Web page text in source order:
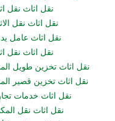
نقل اثاث نقل
نقل اثاث نقل
نقل اثاث عامل
نقل اثاث نقل
نقل اثاث تخزين طويل
نقل اثاث تخزين قصير
نقل اثاث خدمات
نقل اثاث نقل